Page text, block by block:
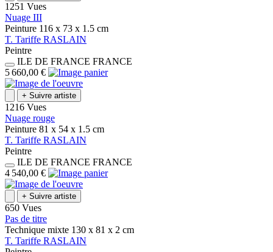
1251 Vues
Nuage III
Peinture 116 x 73 x 1.5 cm
T. Tariffe RASLAIN
Peintre
ILE DE FRANCE FRANCE
5 660,00 €
+ Suivre artiste
1216 Vues
Nuage rouge
Peinture 81 x 54 x 1.5 cm
T. Tariffe RASLAIN
Peintre
ILE DE FRANCE FRANCE
4 540,00 €
+ Suivre artiste
650 Vues
Pas de titre
Technique mixte 130 x 81 x 2 cm
T. Tariffe RASLAIN